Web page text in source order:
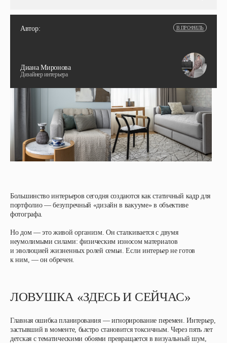
Диана Миронова
Дизайнер интерьера
В ПРОФИЛЬ
Автор:
Большинство интерьеров сегодня создаются как статичный кадр для
портфолио — безупречный «дизайн в вакууме» в объективе
фотографа.
Но дом — это живой организм. Он сталкивается с двумя
неумолимыми силами: физическим износом материалов
и эволюцией жизненных ролей семьи. Если интерьер не готов
к ним, — он обречен.
ЛОВУШКА «ЗДЕСЬ И СЕЙЧАС»
Главная ошибка планирования — игнорирование перемен. Интерьер,
застывший в моменте, быстро становится токсичным. Через пять лет
детская с тематическими обоями превращается в визуальный шум,